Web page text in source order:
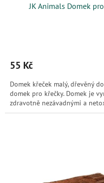
JK Animals Domek
55 Kč
Domek křeček malý, dřevěný
domek pro křečky. Domek je
zdravotně nezávadnými a